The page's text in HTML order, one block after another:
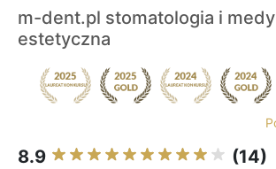
m-dent.pl stomatologia i
estetyczna
8.9 (14)